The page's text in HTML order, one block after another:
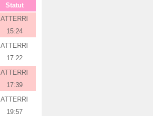
Statut
ATTERRI
15:24
ATTERRI
17:22
ATTERRI
17:39
ATTERRI
19:57